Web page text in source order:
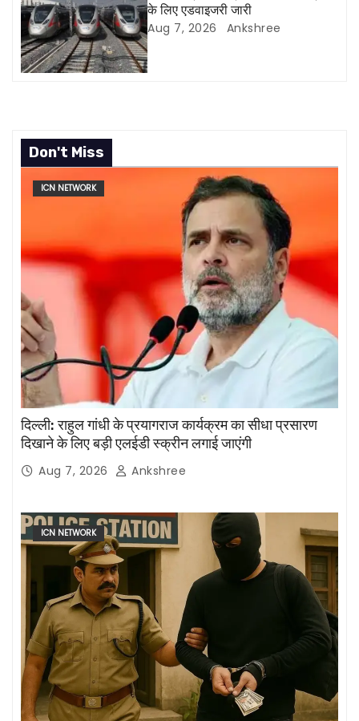
o
n
के लिए एडवाइजरी जारी
Aug 7, 2026 Ankshree
Don't Miss
ICN NETWORK
दिल्ली: राहुल गांधी के प्रयागराज कार्यक्रम का सीधा प्रसारण
दिखाने के लिए बड़ी एलईडी स्क्रीन लगाई जाएंगी
Aug 7, 2026 Ankshree
ICN NETWORK